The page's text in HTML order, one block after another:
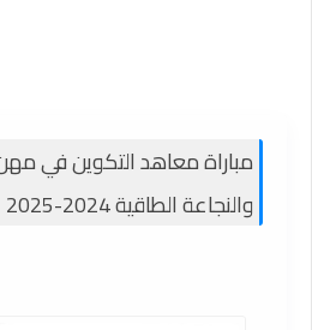
مباراة معاهد التكوين في
والنجاعة الطاقية 2024-2025